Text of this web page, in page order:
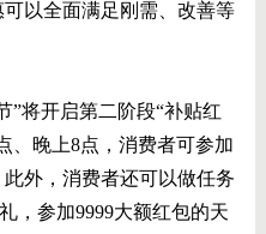
以全面满足刚需、改善等
”将开启第二阶段“补贴红
、晚上8点，消费者可参加
外，消费者还可以做任务
，参加9999大额红包的天